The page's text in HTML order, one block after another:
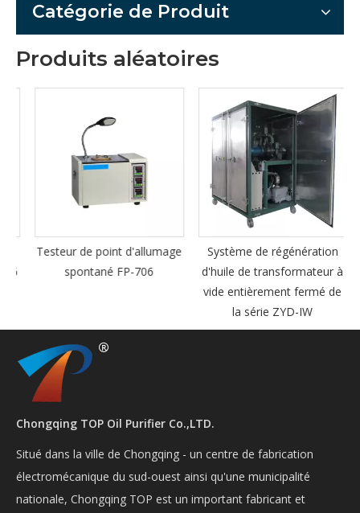
Catégorie de Produit
Produits aléatoires
Testeur de point d'allumage
spontané FP-706
Système de régénération
d'huile de transformateur à
vide entièrement fermé de
la série ZYD-IW
Chongqing TOP Oil Purifier Co.,LTD.
Situé dans la ville de Chongqing - un centre de fabrication
électromécanique du sud-ouest ainsi qu'une municipalité
nationale, Chongqing TOP est un important fabricant et